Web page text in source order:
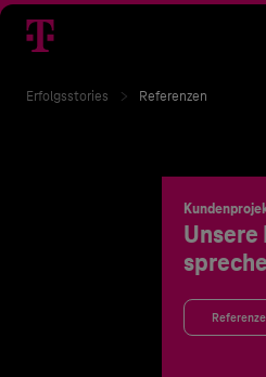
Erfolgsstories Referenzen
Unsere